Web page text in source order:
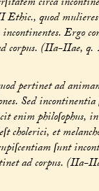
Ethic., quod
incontinentes. Ergo
corpus. (IIa-IIae,
pertinet ad
Sed
enim philoſophus,
cholerici, et
ſunt
ad corpus. (IIa-